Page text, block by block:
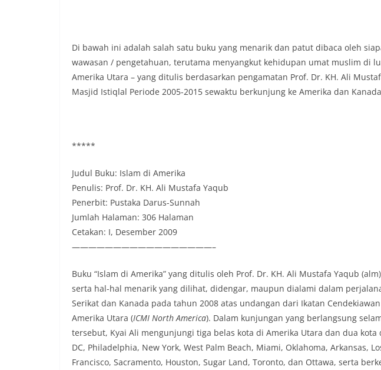
Di bawah ini adalah salah satu buku yang menarik dan patut dibaca oleh
wawasan / pengetahuan, terutama menyangkut kehidupan umat muslim di
Amerika Utara – yang ditulis berdasarkan pengamatan Prof. Dr. KH. Ali
Masjid Istiqlal Periode 2005-2015 sewaktu berkunjung ke Amerika dan
*****
Judul Buku: Islam di Amerika
Penulis: Prof. Dr. KH. Ali Mustafa Yaqub
Penerbit: Pustaka Darus-Sunnah
Jumlah Halaman: 306 Halaman
Cetakan: I, Desember 2009
—————————————————–
Buku “Islam di Amerika” yang ditulis oleh Prof. Dr. KH. Ali Mustafa Yaqub
serta hal-hal menarik yang dilihat, didengar, maupun dialami dalam
Serikat dan Kanada pada tahun 2008 atas undangan dari Ikatan
Amerika Utara (ICMI North America). Dalam kunjungan yang berlangsung
tersebut, Kyai Ali mengunjungi tiga belas kota di Amerika Utara dan dua kota
DC, Philadelphia, New York, West Palm Beach, Miami, Oklahoma, Arkansas,
Francisco, Sacramento, Houston, Sugar Land, Toronto, dan Ottawa, serta